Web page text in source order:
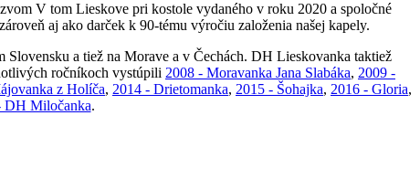
V tom Lieskove pri kostole vydaného v roku 2020 a spoločné
aj ako darček k 90-tému výročiu založenia našej kapely.
a tiež na Morave a v Čechách. DH Lieskovanka taktiež
ročníkoch vystúpili 2008 - Moravanka Jana Slabáka, 2009 -
z Holíča, 2014 - Drietomanka, 2015 - Šohajka, 2016 - Gloria,
DH Miločanka.